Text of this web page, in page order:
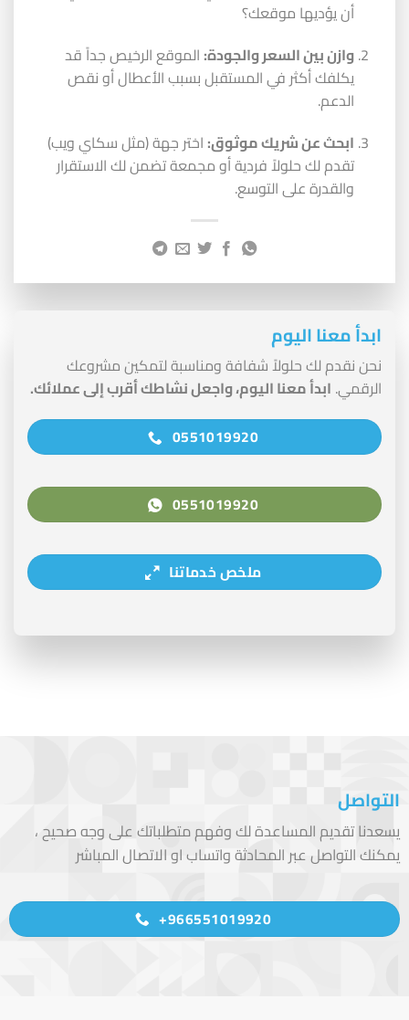
أن يؤديها موقعك؟
وازن بين السعر والجودة: الموقع الرخيص جداً قد
يكلفك أكثر في المستقبل بسبب الأعطال أو نقص
الدعم.
ابحث عن شريك موثوق: اختر جهة (مثل سكاي ويب)
تقدم لك حلولاً فردية أو مجمعة تضمن لك الاستقرار
والقدرة على التوسع.
ابدأ معنا اليوم
نحن نقدم لك حلولاً شفافة ومناسبة لتمكين مشروعك
الرقمي. ابدأ معنا اليوم، واجعل نشاطك أقرب إلى عملائك.
0551019920
0551019920
ملخص خدماتنا
التواصل
يسعدنا تقديم المساعدة لك وفهم متطلباتك على وجه صحيح ،
يمكنك التواصل عبر المحادثة واتساب او الاتصال المباشر
966551019920+